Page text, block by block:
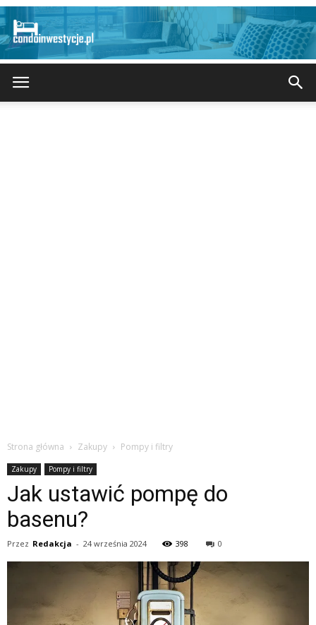
Strona główna Zakupy Pompy i filtry
Zakupy Pompy i filtry
Jak ustawić pompę do
basenu?
Przez Redakcja - 24 września 2024 398 0